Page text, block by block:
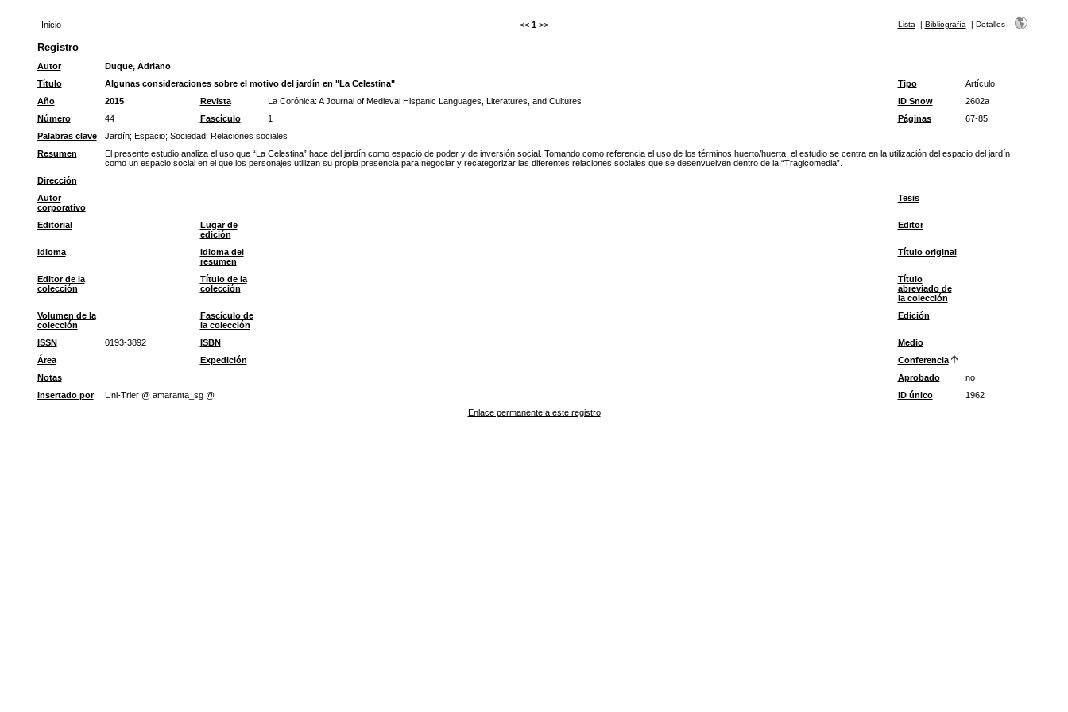
Inicio << 1 >> Lista | Bibliografía | Detalles
Registro
Autor
Duque, Adriano
Título
Algunas consideraciones sobre el motivo del jardín en "La Celestina" Tipo
Artículo
Año
2015 Revista La Corónica: A Journal of Medieval Hispanic Languages, Literatures, and Cultures ID Snow
2602a
Número
44 Fascículo 1 Páginas
67-85
Palabras clave
Jardín; Espacio; Sociedad; Relaciones sociales
Resumen
El presente estudio analiza el uso que “La Celestina” hace del jardín como espacio de poder y de inversión social. Tomando como referencia el uso de los términos huerto/huerta, el estudio se centra en la utilización del espacio del jardín
como un espacio social en el que los personajes utilizan su propia presencia para negociar y recategorizar las diferentes relaciones sociales que se desenvuelven dentro de la “Tragicomedia”.
Dirección
Autor
corporativo
Tesis
Editorial
Lugar de
edición
Editor
Idioma
Idioma del
resumen
Título original
Editor de la
colección
Título de la
colección
Título
abreviado de
la colección
Volumen de la
colección
Fascículo de
la colección
Edición
ISSN 0193-3892 ISBN
Medio
Área
Expedición
Conferencia
Notas
Aprobado
no
Insertado por
Uni-Trier @ amaranta_sg @ ID único
1962
Enlace permanente a este registro